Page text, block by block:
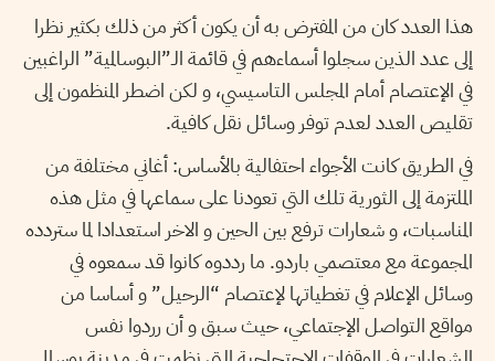
هذا العدد كان من المفترض به أن يكون أكثر من ذلك بكثير نظرا
إلى عدد الذين سجلوا أسماءهم في قائمة الـ”البوسالمية” الراغبين
في الإعتصام أمام المجلس التاسيسي، و لكن اضطر المنظمون إلى
تقليص العدد لعدم توفر وسائل نقل كافية.
في الطريق كانت الأجواء احتفالية بالأساس: أغاني مختلفة من
الملتزمة إلى الثورية تلك التي تعودنا على سماعها في مثل هذه
المناسبات، و شعارات ترفع بين الحين و الاخر استعدادا لما ستردده
المجموعة مع معتصمي باردو. ما رددوه كانوا قد سمعوه في
وسائل الإعلام في تغطياتها لإعتصام “الرحيل” و أساسا من
مواقع التواصل الإجتماعي، حيث سبق و أن رردوا نفس